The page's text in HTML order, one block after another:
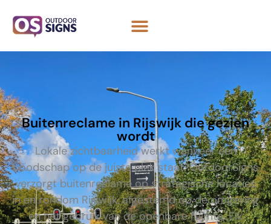
Buitenreclame in Rijswijk die gezien
wordt
Lokale zichtbaarheid werkt wanneer een
boodschap op de juiste plek staat. OutdoorSigns
verzorgt buitenreclame op strategische locaties
in en rondom Rijswijk, afgestemd op de omgeving
en het gebruik van de openbare ruimte. Elk